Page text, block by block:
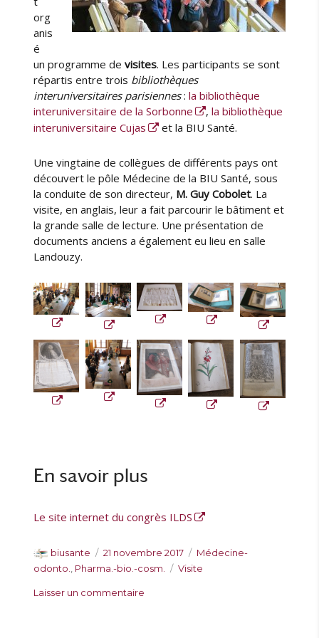
org
anis
é
un programme devisites. Les participants se sont
répartis entre trois bibliothèques
interuniversitaires parisiennes:la bibliothèque
interuniversitaire de la Sorbonne
,la bibliothèque
interuniversitaire Cujas
et la BIU Santé.
Une vingtaine de collègues de différents pays ont
découvert le pôle Médecine de la BIU Santé, sous
la conduite de son directeur, M. Guy Cobolet. La
visite, en anglais, leur a fait parcourir le bâtiment et
la grande salle de lecture. Une présentation de
documents anciens a également eu lieu en salle
Landouzy.
En savoir plus
Le site internet du congrès ILDS
A
u
e
biusante
P
u
l
21 novembre 2017
C
a
Médecine-
odonto.
Pharma.-bio.-cosm.
É
Visite
Laisser un commentaire